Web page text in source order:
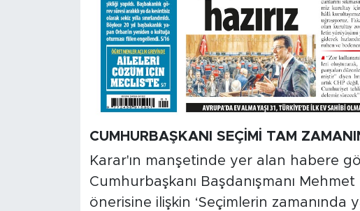
CUMHURBAŞKANI SEÇİMİ TAM
Karar'ın manşetinde yer alan habere
Cumhurbaşkanı Başdanışmanı
önerisine ilişkin ‘Seçimlerin zamanında